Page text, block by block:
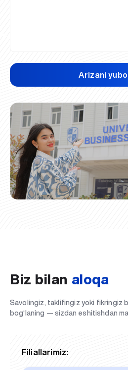
Arizani
Biz bilan aloqa
Savolingiz, taklifingiz yoki fikringiz
bog‘laning — sizdan eshitishdan
Filiallarimiz: